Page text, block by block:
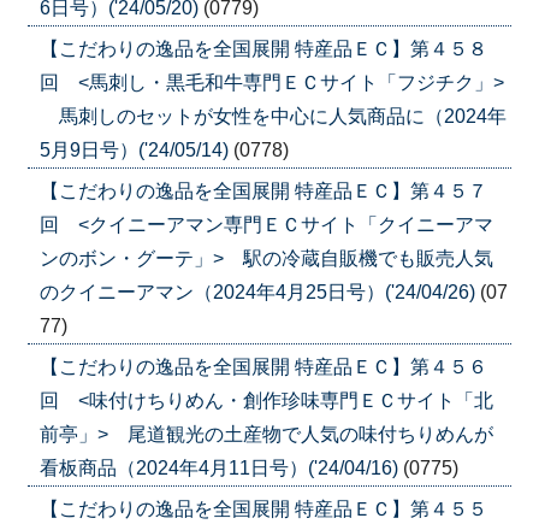
6日号）('24/05/20) (0779)
【こだわりの逸品を全国展開 特産品ＥＣ】第４５８
回 <馬刺し・黒毛和牛専門ＥＣサイト「フジチク」>
馬刺しのセットが女性を中心に人気商品に（2024年
5月9日号）('24/05/14) (0778)
【こだわりの逸品を全国展開 特産品ＥＣ】第４５７
回 <クイニーアマン専門ＥＣサイト「クイニーアマ
ンのボン・グーテ」> 駅の冷蔵自販機でも販売人気
のクイニーアマン（2024年4月25日号）('24/04/26) (07
77)
【こだわりの逸品を全国展開 特産品ＥＣ】第４５６
回 <味付けちりめん・創作珍味専門ＥＣサイト「北
前亭」> 尾道観光の土産物で人気の味付ちりめんが
看板商品（2024年4月11日号）('24/04/16) (0775)
【こだわりの逸品を全国展開 特産品ＥＣ】第４５５